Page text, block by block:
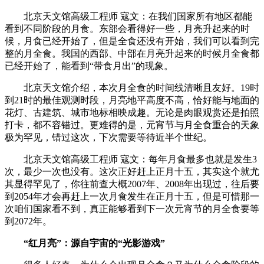
北京天文馆高级工程师 寇文：在我们国家所有地区都能
看到不同阶段的月食。东部会看得好一些，月亮升起来的时
候，月食已经开始了，但是全食还没有开始，我们可以看到完
整的月全食。我国的西部、中部在月亮升起来的时候月全食都
已经开始了，能看到“带食月出”的现象。
北京天文馆介绍，本次月全食的时间线清晰且友好。19时
到21时的最佳观测时段，月亮地平高度不高，恰好能与地面的
花灯、古建筑、城市地标相映成趣。无论是肉眼观赏还是拍照
打卡，都不容错过。更难得的是，元宵节与月全食重合的天象
极为罕见，错过这次，下次需要等待近半个世纪。
北京天文馆高级工程师 寇文：每年月食最多也就是发生3
次，最少一次也没有。这次正好赶上正月十五，其实这个就尤
其显得罕见了，你往前查大概2007年、2008年出现过，往后要
到2054年才会再赶上一次月食发生在正月十五，但是可惜那一
次咱们国家看不到，真正能够看到下一次元宵节的月全食要等
到2072年。
“红月亮”：源自宇宙的“光影游戏”